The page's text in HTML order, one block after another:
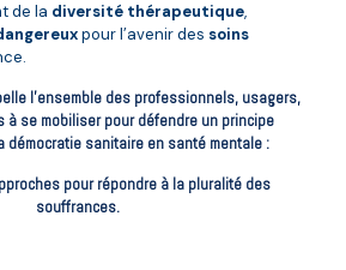
t de la diversité thérapeutique,
pour l’avenir des soins
l’ensemble des professionnels, usagers,
à se mobiliser pour défendre un principe
démocratie sanitaire en santé mentale :
pour répondre à la pluralité des
souffrances.